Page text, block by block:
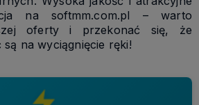
na softmm.com.pl – warto
oferty i przekonać się, że
na wyciągnięcie ręki!